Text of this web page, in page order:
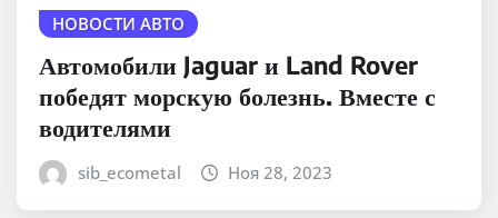
НОВОСТИ АВТО
Автомобили Jaguar и Land Rover
победят морскую болезнь. Вместе с
водителями
sib_ecometal Ноя 28, 2023